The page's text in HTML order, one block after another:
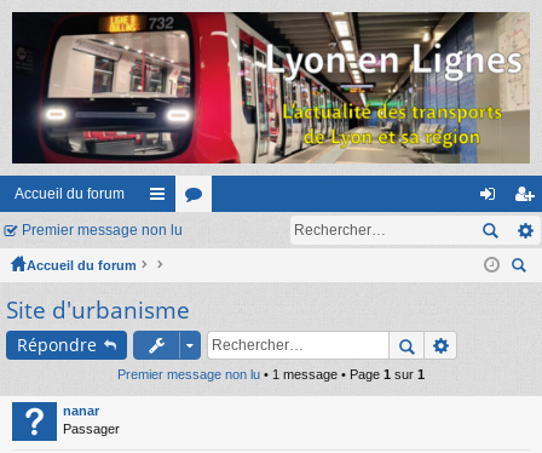
Accueil du forum
ac
co
ur
ci
s
m
on
ne
ns
cri
Premier message non lu
Accueil du forum
Site d'urbanisme
Répondre
Premier message non lu • 1 message • Page 1 sur 1
nanar
Passager